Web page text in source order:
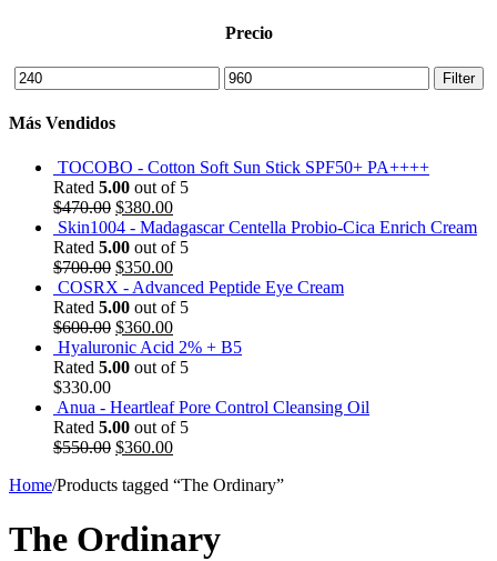
Precio
Min
price
Max
price
Filter
Más Vendidos
TOCOBO - Cotton Soft Sun Stick SPF50+ PA++++
Rated 5.00 out of 5
$470.00 $380.00
Skin1004 - Madagascar Centella Probio-Cica Enrich Cream
Rated 5.00 out of 5
$700.00 $350.00
COSRX - Advanced Peptide Eye Cream
Rated 5.00 out of 5
$600.00 $360.00
Hyaluronic Acid 2% + B5
Rated 5.00 out of 5
$330.00
Anua - Heartleaf Pore Control Cleansing Oil
Rated 5.00 out of 5
$550.00 $360.00
Home/Products tagged “The Ordinary”
The Ordinary